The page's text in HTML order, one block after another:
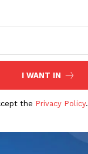
I WANT IN
the Privacy Policy.